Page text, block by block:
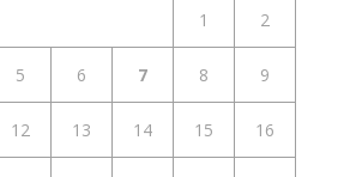
1 2
5 6 7 8 9
12 13 14 15 16